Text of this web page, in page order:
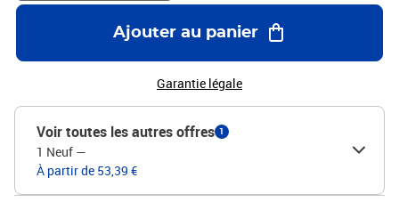
: grisMatériau : toile avec un revêtement en PVCDimensions : 1,5 x
6 m (l x L)Poids : 650 g / m²Résistance à la température : -30 °C à
70 °CRésistance aux déchirures et à l'eauRésistant aux UV et aux
moisissures
Ajouter au panier
Garantie légale
Voir toutes les autres offres 1
1 Neuf —
À partir de 53,39 €